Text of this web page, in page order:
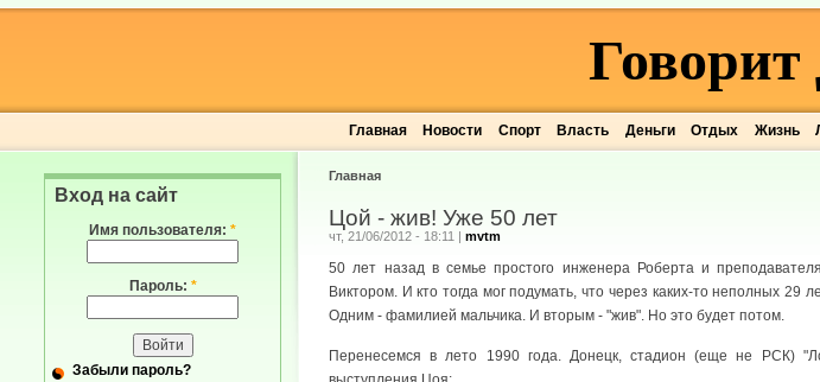
Главная Новости Спорт Власть Деньги Отдых Жизнь
Главная
Цой - жив! Уже 50 лет
чт, 21/06/2012 - 18:11 | mvtm
50 лет назад в семье простого инженера Роберта и
Виктором. И кто тогда мог подумать, что через каких-то неполных 29
Одним - фамилией мальчика. И вторым - "жив". Но это будет потом.
Перенесемся в лето 1990 года. Донецк, стадион (еще не РСК)
Вход на сайт
Имя пользователя: *
Пароль: *
Забыли пароль?